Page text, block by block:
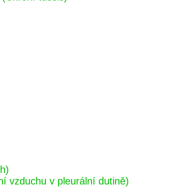
vzduchu v pleurální dutině)